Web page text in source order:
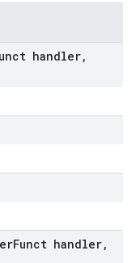
handler,
Funct handler,